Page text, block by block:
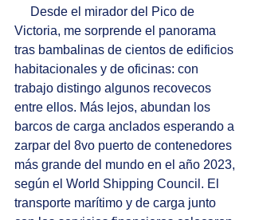
Desde el mirador del Pico de
Victoria, me sorprende el panorama
tras bambalinas de cientos de edificios
habitacionales y de oficinas: con
trabajo distingo algunos recovecos
entre ellos. Más lejos, abundan los
barcos de carga anclados esperando a
zarpar del 8vo puerto de contenedores
más grande del mundo en el año 2023,
según el World Shipping Council. El
transporte marítimo y de carga junto